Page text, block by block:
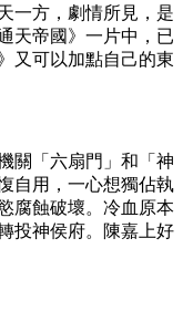
一方，劇情所見，是
天帝國》一片中，已
又可以加點自己的東
關「六扇門」和「神
自用，一心想獨佔執
腐蝕破壞。冷血原本
投神侯府。陳嘉上好